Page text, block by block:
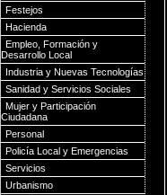
Festejos
Hacienda
Empleo, Formación y
Desarrollo Local
Industria y Nuevas Tecnologías
Sanidad y Servicios Sociales
Mujer y Participación
Ciudadana
Personal
Policía Local y Emergencias
Servicios
Urbanismo